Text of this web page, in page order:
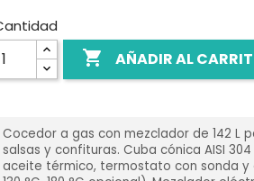
 AÑADIR AL
Cocedor a gas con mezclador de 142 L
salsas y confituras. Cuba cónica AISI
aceite térmico, termostato con sonda y